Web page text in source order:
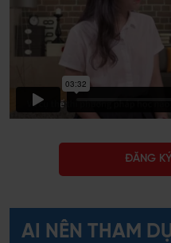
ĐĂNG
AI NÊN THAM